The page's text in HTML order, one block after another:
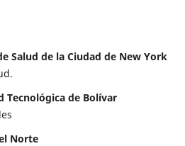
Salud de la Ciudad de New York
Tecnológica de Bolívar
Norte